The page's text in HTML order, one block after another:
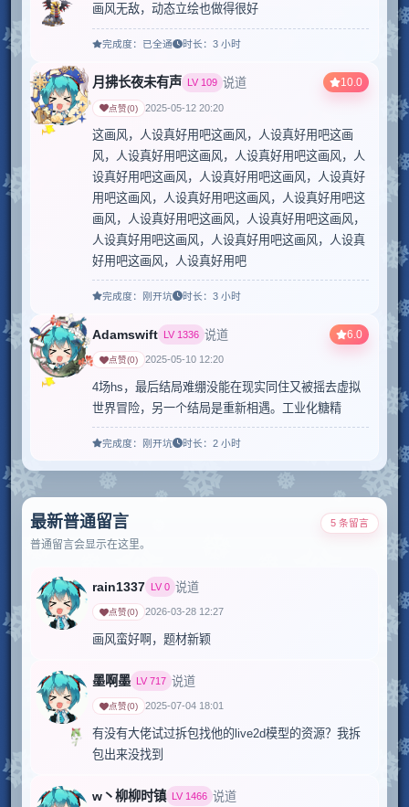
画风无敌，动态立绘也做得很好
完成度： 已全通 时长： 3 小时
10.0
月拂长夜未有声 LV 109 说道
点赞(0) 2025-05-12 20:20
这画风，人设真好用吧这画风，人设真好用吧这画
风，人设真好用吧这画风，人设真好用吧这画风，人
设真好用吧这画风，人设真好用吧这画风，人设真好
用吧这画风，人设真好用吧这画风，人设真好用吧这
画风，人设真好用吧这画风，人设真好用吧这画风，
人设真好用吧这画风，人设真好用吧这画风，人设真
好用吧这画风，人设真好用吧
完成度： 刚开坑 时长： 3 小时
6.0
Adamswift LV 1336 说道
点赞(0) 2025-05-10 12:20
4场hs，最后结局难绷没能在现实同住又被摇去虚拟
世界冒险，另一个结局是重新相遇。工业化糖精
完成度： 刚开坑 时长： 2 小时
最新普通留言
普通留言会显示在这里。
5 条留言
rain1337 LV0 说道
点赞(0) 2026-03-28 12:27
画风蛮好啊，题材新颖
墨啊墨 LV717 说道
点赞(0) 2025-07-04 18:01
有没有大佬试过拆包找他的live2d模型的资源？我拆
包出来没找到
w丶柳柳时镇 LV 1466 说道